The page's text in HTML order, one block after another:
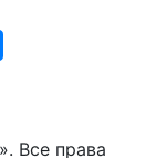
Все права